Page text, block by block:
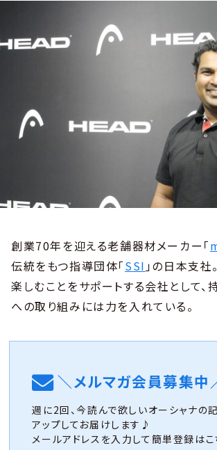
創業70年を迎える老舗器材メーカー「
伝統をもつ指導団体「SSI」の日本支社
楽しむことをサポートする会社として
への取り組みには力を入れている。
＼メルマガ会員募集中
週に2回、今読んで欲しいオーシャナの
アップしてお届けします♪
メールアドレスを入力して簡単登録は